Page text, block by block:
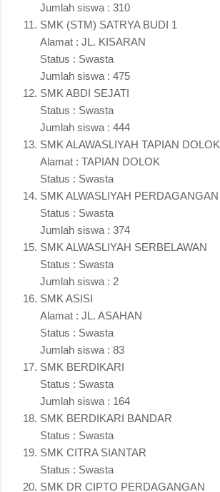
Jumlah siswa : 310
SMK (STM) SATRYA BUDI 1
Alamat : JL. KISARAN
Status : Swasta
Jumlah siswa : 475
SMK ABDI SEJATI
Status : Swasta
Jumlah siswa : 444
SMK ALAWASLIYAH TAPIAN DOLOK
Alamat : TAPIAN DOLOK
Status : Swasta
SMK ALWASLIYAH PERDAGANGAN
Status : Swasta
Jumlah siswa : 374
SMK ALWASLIYAH SERBELAWAN
Status : Swasta
Jumlah siswa : 2
SMK ASISI
Alamat : JL. ASAHAN
Status : Swasta
Jumlah siswa : 83
SMK BERDIKARI
Status : Swasta
Jumlah siswa : 164
SMK BERDIKARI BANDAR
Status : Swasta
SMK CITRA SIANTAR
Status : Swasta
SMK DR CIPTO PERDAGANGAN